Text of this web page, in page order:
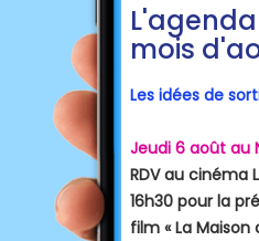
mois
Les idées de
Jeudi 6 août au
RDV au cinéma
16h30 pour la
film « La Maison